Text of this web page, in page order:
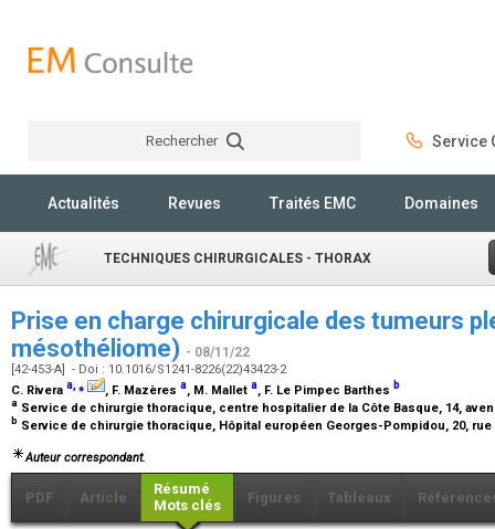
Rechercher Service
Actualités Revues Traités EMC Domaines
TECHNIQUES CHIRURGICALES - THORAX
Prise en charge chirurgicale des tumeurs
mésothéliome) - 08/11/22
[42-453-A] - Doi : 10.1016/S1241-8226(22)43423-2
C. Rivera a,⁎ , F. Mazères a, M. Mallet a, F. Le Pimpec Barthes b
a Service de chirurgie thoracique, centre hospitalier de la Côte Basque, 14,
b Service de chirurgie thoracique, Hôpital européen Georges-Pompidou, 20, rue
Auteur correspondant.
PDF Article
Résumé
Mots clés
Figures Tableaux